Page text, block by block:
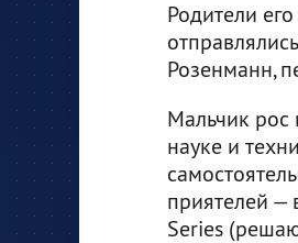
Родители
Розенманн,
Мальчик рос
науке и
приятелей —
Series